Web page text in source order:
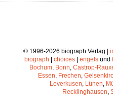
© 1996-2026 biograph Verlag |
biograph | choices | engels und
Bochum Bonn Castrop-
Essen Frechen
Leverkusen Lünen
Recklinghausen